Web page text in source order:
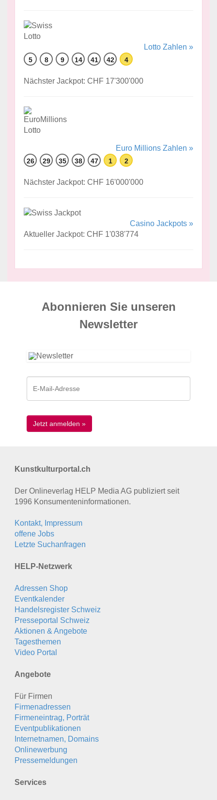
Lotto Zahlen »
5 8 9 14 41 42 4
Nächster Jackpot: CHF 17'300'000
Euro Millions Zahlen »
26 29 35 38 47 1 2
Nächster Jackpot: CHF 16'000'000
Casino Jackpots »
Aktueller Jackpot: CHF 1'038'774
Abonnieren Sie unseren
News­letter
Kunstkulturportal.ch
Der Onlineverlag HELP Media AG publiziert seit
1996 Konsumenten­informationen.
Kontakt, Impressum
offene Jobs
Letzte Suchanfragen
HELP-Netzwerk
Adressen Shop
Eventkalender
Handelsregister Schweiz
Presseportal Schweiz
Aktionen & Angebote
Tagesthemen
Video Portal
Angebote
Für Firmen
Firmenadressen
Firmeneintrag, Porträt
Eventpublikationen
Internetnamen, Domains
Onlinewerbung
Pressemeldungen
Services